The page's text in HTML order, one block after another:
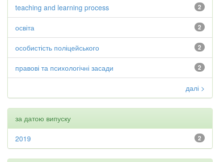
2
teaching and learning process
2
освіта
2
особистість поліцейського
2
правові та психологічні засади
далі >
за датою випуску
2
2019